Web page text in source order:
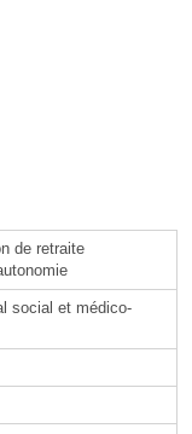
de retraite
social et médico-